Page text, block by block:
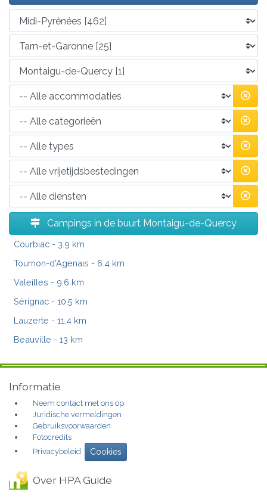
Campings in de buurt Montaigu-de-Quercy
Courbiac - 3.9 km
Tournon-d'Agenais - 6.4 km
Valeilles - 9.6 km
Sérignac - 10.5 km
Lauzerte - 11.4 km
Beauville - 13 km
Informatie
Neem contact met ons op
Juridische vermeldingen
Gebruiksvoorwaarden
Fotocredits
Privacybeleid
Cookies
Over HPA Guide